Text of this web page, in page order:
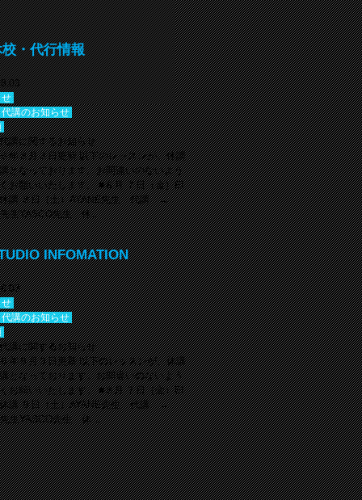
・代行情報
講のお知らせ
講に関するお知らせ
年８月３日更新 以下のレッスンが、休講
となっております。お間違いのないよう
お願いいたします。 ■８月 ７日（金）EI
講 ８日（土）AYANE先生 代講 →
先生YASCO先生 休…
講のお知らせ
について
始について】 12/29(日)〜1/6(月) 全クラ
School E-N STUDIO TEL: 072-692-
ID: e-nstudio6534 #ens…
INFOMATION
講のお知らせ
講に関するお知らせ
年８月３日更新 以下のレッスンが、休講
となっております。お間違いのないよう
お願いいたします。 ■８月 ７日（金）EI
講 ８日（土）AYANE先生 代講 →
先生YASCO先生 休…
ース